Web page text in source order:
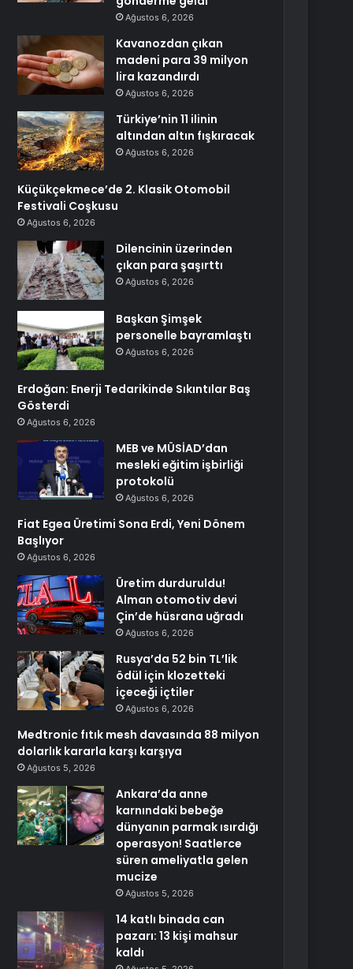
Ağustos 6, 2026
Kavanozdan çıkan
madeni para 39 milyon
lira kazandırdı
Ağustos 6, 2026
Türkiye’nin 11 ilinin
altından altın fışkıracak
Ağustos 6, 2026
Küçükçekmece’de 2. Klasik Otomobil
Festivali Coşkusu
Ağustos 6, 2026
Dilencinin üzerinden
çıkan para şaşırttı
Ağustos 6, 2026
Başkan Şimşek
personelle bayramlaştı
Ağustos 6, 2026
Erdoğan: Enerji Tedarikinde Sıkıntılar Baş
Gösterdi
Ağustos 6, 2026
MEB ve MÜSİAD’dan
mesleki eğitim işbirliği
protokolü
Ağustos 6, 2026
Fiat Egea Üretimi Sona Erdi, Yeni Dönem
Başlıyor
Ağustos 6, 2026
Üretim durduruldu!
Alman otomotiv devi
Çin’de hüsrana uğradı
Ağustos 6, 2026
Rusya’da 52 bin TL’lik
ödül için klozetteki
içeceği içtiler
Ağustos 6, 2026
Medtronic fıtık mesh davasında 88 milyon
dolarlık kararla karşı karşıya
Ağustos 5, 2026
Ankara’da anne
karnındaki bebeğe
dünyanın parmak ısırdığı
operasyon! Saatlerce
süren ameliyatla gelen
mucize
Ağustos 5, 2026
14 katlı binada can
pazarı: 13 kişi mahsur
kaldı